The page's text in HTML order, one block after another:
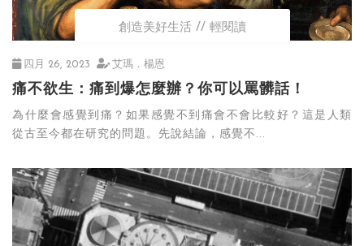
創造美好生活 輕閱讀
四月 26, 2023 艾瑪．楊恩
痛不欲生：痛到爆怎麼辦？你可以罵髒話！
為什麼會感覺到痛？如果感覺不到痛會不會比較好？這是人類
從古至今都在研究的問題。先說結論，感覺不...